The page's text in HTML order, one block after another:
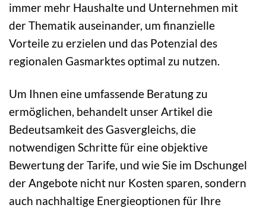
immer mehr Haushalte und Unternehmen mit
der Thematik auseinander, um finanzielle
Vorteile zu erzielen und das Potenzial des
regionalen Gasmarktes optimal zu nutzen.
Um Ihnen eine umfassende Beratung zu
ermöglichen, behandelt unser Artikel die
Bedeutsamkeit des Gasvergleichs, die
notwendigen Schritte für eine objektive
Bewertung der Tarife, und wie Sie im Dschungel
der Angebote nicht nur Kosten sparen, sondern
auch nachhaltige Energieoptionen für Ihre